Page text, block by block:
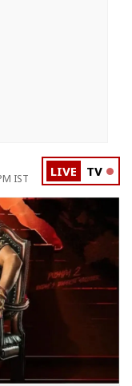
IST LIVE TV